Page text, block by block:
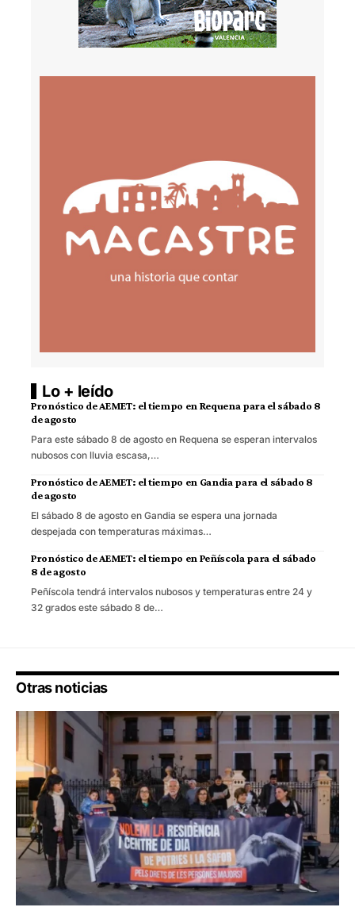
Lo + leído
Pronóstico de AEMET: el tiempo en Requena para el sábado 8
de agosto
Para este sábado 8 de agosto en Requena se esperan intervalos
nubosos con lluvia escasa,…
Pronóstico de AEMET: el tiempo en Gandia para el sábado 8
de agosto
El sábado 8 de agosto en Gandia se espera una jornada
despejada con temperaturas máximas…
Pronóstico de AEMET: el tiempo en Peñíscola para el sábado
8 de agosto
Peñíscola tendrá intervalos nubosos y temperaturas entre 24 y
32 grados este sábado 8 de…
Otras noticias